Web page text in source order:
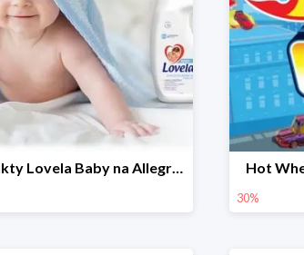
Produkty Lovela Baby na Allegro do -30% Hot
30%